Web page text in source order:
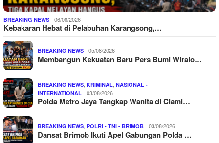
BREAKING NEWS 06/08/2026
Kebakaran Hebat di Pelabuhan Karangsong,…
BREAKING NEWS 05/08/2026
Membangun Kekuatan Baru Pers Bumi Wiralo…
BREAKING NEWS KRIMINAL NASIONAL -
INTERNATIONAL
03/08/2026
Polda Metro Jaya Tangkap Wanita di Ciami…
BREAKING NEWS POLRI - TNI - BRIMOB 03/08/2026
Dansat Brimob Ikuti Apel Gabungan Polda …